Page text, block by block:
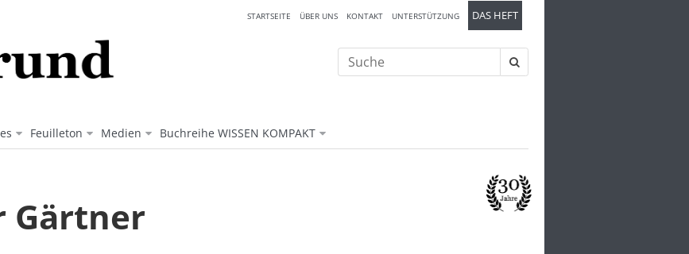
Feuilleton Medien Buchreihe WISSEN KOMPAKT
STARTSEITE ÜBER UNS KONTAKT UNTERSTÜTZUNG DAS HEFT
Suche
nach:
Gärtner